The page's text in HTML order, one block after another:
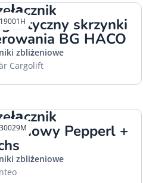
skrzynki
BG HACO
zbliżeniowe
Cargolift
Pepperl +
zbliżeniowe